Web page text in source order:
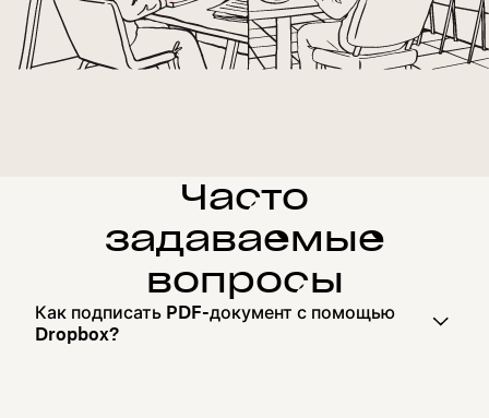
Часто
задаваемые
вопросы
Как подписать PDF-документ с помощью
Dropbox?